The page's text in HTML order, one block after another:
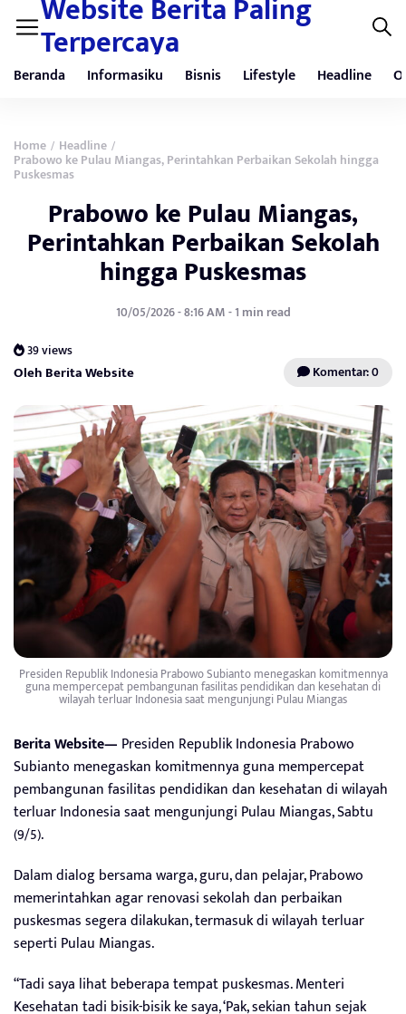
Website Berita Paling
Terpercaya
Beranda Informasiku Bisnis Lifestyle Headline
Home / Headline /
Prabowo ke Pulau Miangas, Perintahkan Perbaikan Sekolah hingga
Puskesmas
Prabowo ke Pulau Miangas,
Perintahkan Perbaikan Sekolah
hingga Puskesmas
10/05/2026 - 8:16 AM - 1 min read
39 views
Oleh Berita Website Komentar: 0
Presiden Republik Indonesia Prabowo Subianto menegaskan komitmennya
guna mempercepat pembangunan fasilitas pendidikan dan kesehatan di
wilayah terluar Indonesia saat mengunjungi Pulau Miangas
Berita Website— Presiden Republik Indonesia Prabowo
Subianto menegaskan komitmennya guna mempercepat
pembangunan fasilitas pendidikan dan kesehatan di wilayah
terluar Indonesia saat mengunjungi Pulau Miangas, Sabtu
(9/5).
Dalam dialog bersama warga, guru, dan pelajar, Prabowo
memerintahkan agar renovasi sekolah dan perbaikan
puskesmas segera dilakukan, termasuk di wilayah terluar
seperti Pulau Miangas.
“Tadi saya lihat beberapa tempat puskesmas. Menteri
Kesehatan tadi bisik-bisik ke saya, ‘Pak, sekian tahun sejak